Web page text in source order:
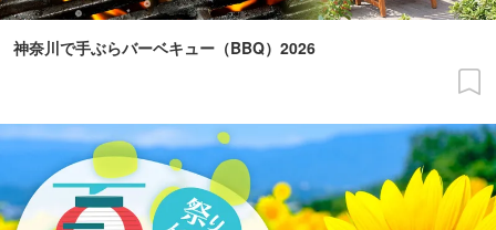
神奈川で手ぶらバーベキュー（BBQ）2026